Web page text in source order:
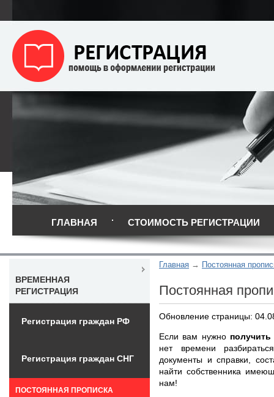
ГЛАВНАЯ СТОИМОСТЬ РЕГИСТРАЦИИ
Главная Постоянная
Постоянная
Обновление страницы:
Если вам нужно
нет времени
документы и справки,
найти собственника
нам!
ВРЕМЕННАЯ
РЕГИСТРАЦИЯ
Регистрация граждан РФ
Регистрация граждан СНГ
ПОСТОЯННАЯ ПРОПИСКА